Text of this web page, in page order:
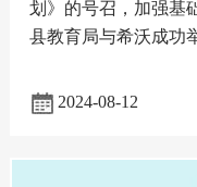
划》的号召，加强基
县教育局与希沃成功
次活动标志
2024-08-12